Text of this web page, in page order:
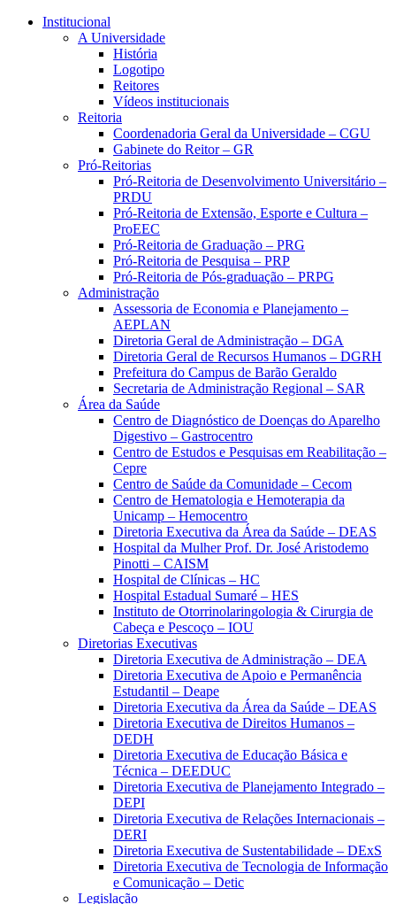
Conteúdo principal
Institucional
A Universidade
História
Logotipo
Reitores
Vídeos institucionais
Reitoria
Coordenadoria Geral da Universidade – CGU
Gabinete do Reitor – GR
Pró-Reitorias
Pró-Reitoria de Desenvolvimento Universitário –
PRDU
Pró-Reitoria de Extensão, Esporte e Cultura –
ProEEC
Pró-Reitoria de Graduação – PRG
Pró-Reitoria de Pesquisa – PRP
Pró-Reitoria de Pós-graduação – PRPG
Administração
Assessoria de Economia e Planejamento –
AEPLAN
Diretoria Geral de Administração – DGA
Diretoria Geral de Recursos Humanos – DGRH
Prefeitura do Campus de Barão Geraldo
Secretaria de Administração Regional – SAR
Área da Saúde
Centro de Diagnóstico de Doenças do Aparelho
Digestivo – Gastrocentro
Centro de Estudos e Pesquisas em Reabilitação –
Cepre
Centro de Saúde da Comunidade – Cecom
Centro de Hematologia e Hemoterapia da
Unicamp – Hemocentro
Diretoria Executiva da Área da Saúde – DEAS
Hospital da Mulher Prof. Dr. José Aristodemo
Pinotti – CAISM
Hospital de Clínicas – HC
Hospital Estadual Sumaré – HES
Instituto de Otorrinolaringologia & Cirurgia de
Cabeça e Pescoço – IOU
Diretorias Executivas
Diretoria Executiva de Administração – DEA
Diretoria Executiva de Apoio e Permanência
Estudantil – Deape
Diretoria Executiva da Área da Saúde – DEAS
Diretoria Executiva de Direitos Humanos –
DEDH
Diretoria Executiva de Educação Básica e
Técnica – DEEDUC
Diretoria Executiva de Planejamento Integrado –
DEPI
Diretoria Executiva de Relações Internacionais –
DERI
Diretoria Executiva de Sustentabilidade – DExS
Diretoria Executiva de Tecnologia de Informação
e Comunicação – Detic
Legislação